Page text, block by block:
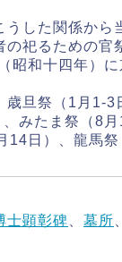
うした関係から
の祀るための官
昭和十四年）
歳旦祭（1月1-3
みたま祭（8
14日）、龍馬祭
士顕彰碑 墓所